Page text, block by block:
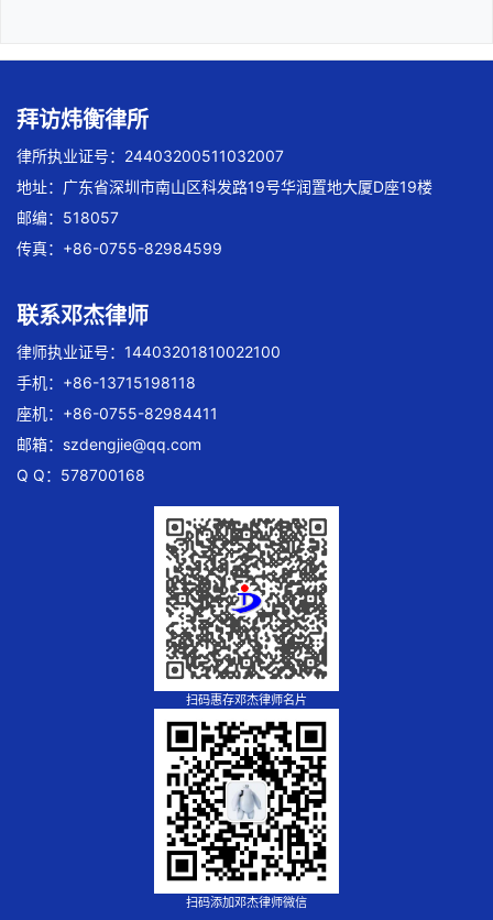
拜访炜衡律所
律所执业证号：24403200511032007
地址：广东省深圳市南山区科发路19号华润置地大厦D座19楼
邮编：518057
传真：+86-0755-82984599
联系邓杰律师
律师执业证号：14403201810022100
手机：+86-13715198118
座机：+86-0755-82984411
邮箱： szdengjie@qq.com
Q Q：578700168
扫码惠存邓杰律师名片
扫码添加邓杰律师微信